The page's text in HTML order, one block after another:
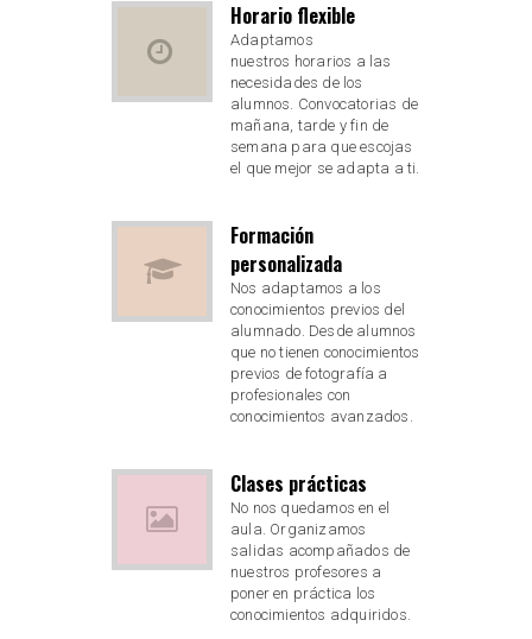
Horario flexible
Adaptamos
nuestros horarios a las
necesidades de los
alumnos. Convocatorias de
mañana, tarde y fin de
semana para que escojas
el que mejor se adapta a ti.
Formación
personalizada
Nos adaptamos a los
conocimientos previos del
alumnado. Desde alumnos
que no tienen conocimientos
previos de fotografía a
profesionales con
conocimientos avanzados.
Clases prácticas
No nos quedamos en el
aula. Organizamos
salidas acompañados de
nuestros profesores a
poner en práctica los
conocimientos adquiridos.